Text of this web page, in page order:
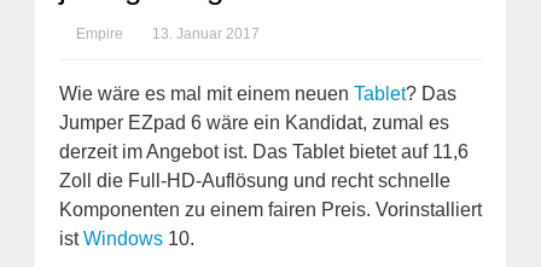
Empire 13. Januar 2017
Wie wäre es mal mit einem neuen Tablet? Das
Jumper EZpad 6 wäre ein Kandidat, zumal es
derzeit im Angebot ist. Das Tablet bietet auf 11,6
Zoll die Full-HD-Auflösung und recht schnelle
Komponenten zu einem fairen Preis. Vorinstalliert
istWindows 10.